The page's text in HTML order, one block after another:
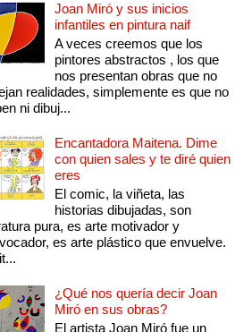
Joan Miró y sus inicios
infantiles en pintura naif
A veces creemos que los
pintores abstractos , los que
nos presentan obras que no
realidades, simplemente es que no
ni dibuj...
Encantadora Maitena. Dime
con quien sales y te diré quien
eres
El comic, la viñeta, las
historias dibujadas, son
pura, es arte motivador y
es arte plástico que envuelve.
¿Qué nos quería decir Joan
Miró en sus obras?
El artista Joan Miró fue un